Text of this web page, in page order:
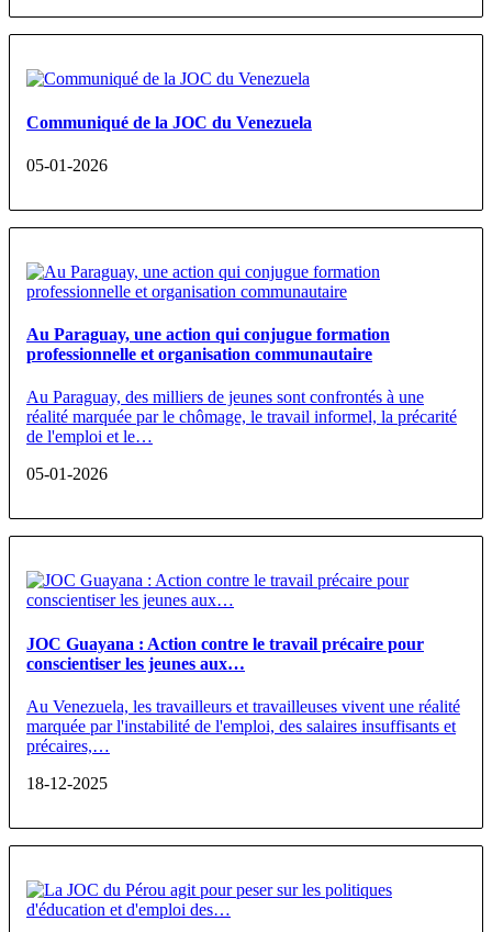
Communiqué de la JOC du Venezuela
05-01-2026
Au Paraguay, une action qui conjugue formation
professionnelle et organisation communautaire
Au Paraguay, des milliers de jeunes sont confrontés à une
réalité marquée par le chômage, le travail informel, la précarité
de l'emploi et le…
05-01-2026
JOC Guayana : Action contre le travail précaire pour
conscientiser les jeunes aux…
Au Venezuela, les travailleurs et travailleuses vivent une réalité
marquée par l'instabilité de l'emploi, des salaires insuffisants et
précaires,…
18-12-2025